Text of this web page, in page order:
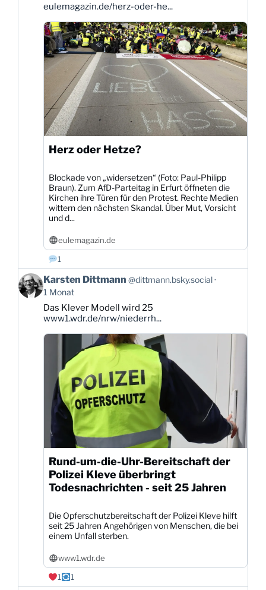
Bluesky
ansehen
eulemagazin.de/herz-oder-he...
Herz oder Hetze?
Blockade von „widersetzen“ (Foto: Paul-Philipp
Braun). Zum AfD-Parteitag in Erfurt öffneten die
Kirchen ihre Türen für den Protest. Rechte Medien
wittern den nächsten Skandal. Über Mut, Vorsicht
und d...
eulemagazin.de
1
Beitrag
von
Karsten
Dittmann
Bluesky
Karsten Dittmann @dittmann.bsky.social
1 Monat
Das Klever Modell wird 25
www1.wdr.de/nrw/niederrh...
Rund-um-die-Uhr-Bereitschaft der
Polizei Kleve überbringt
Todesnachrichten - seit 25 Jahren
Die Opferschutzbereitschaft der Polizei Kleve hilft
seit 25 Jahren Angehörigen von Menschen, die bei
einem Unfall sterben.
www1.wdr.de
1
1